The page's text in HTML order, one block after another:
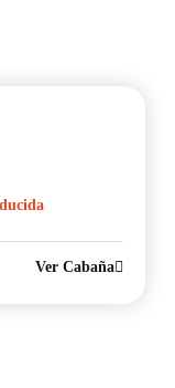
Ver Cabaña